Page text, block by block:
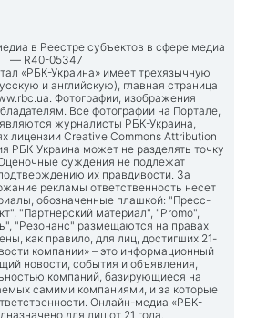
в Реестре субъектов в сфере медиа
— R40-05347
«РБК-Украина» имеет трехязычную
и английскую), главная страница
. Фотографии, изображения
Все фотографии на Портале,
журналисты РБК-Украина,
лицензии Creative Commons Attribution
РБК-Украина может не разделять точку
суждения не подлежат
их правдивости. За
рекламы ответственность несет
обозначенные плашкой: "Пресс-
"Партнерский материал", "Promo",
"Резонанс" размещаются на правах
как правило, для лиц, достигших 21-
компании» – это информационный
новости, события и объявления,
компаний, базирующиеся на
самими компаниями, и за которые
Онлайн-медиа «РБК-
для лиц от 21 года.